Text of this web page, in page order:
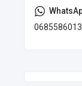
0685586013